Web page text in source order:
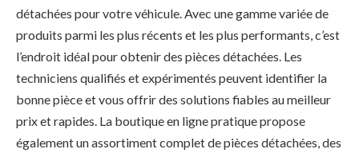
détachées pour votre véhicule. Avec une gamme variée de
produits parmi les plus récents et les plus performants, c’est
l’endroit idéal pour obtenir des pièces détachées. Les
techniciens qualifiés et expérimentés peuvent identifier la
bonne pièce et vous offrir des solutions fiables au meilleur
prix et rapides. La boutique en ligne pratique propose
également un assortiment complet de pièces détachées, des